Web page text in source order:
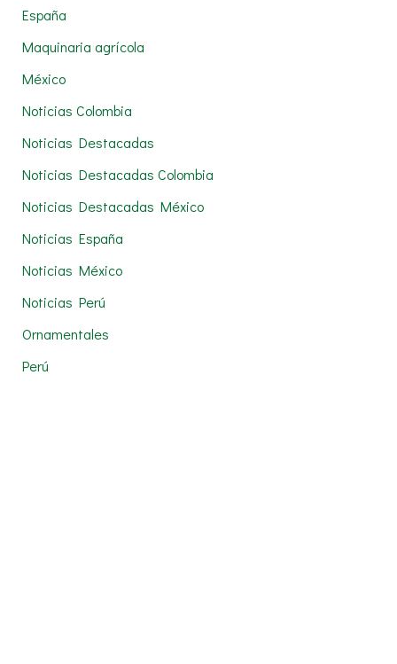
:España
Maquinaria agrícola
México
Noticias Colombia
Noticias Destacadas
Noticias Destacadas Colombia
Noticias Destacadas México
Noticias España
Noticias México
Noticias Perú
Ornamentales
Perú